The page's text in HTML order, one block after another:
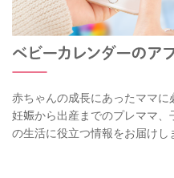
赤ちゃんの成長にあったママに
妊娠から出産までのプレママ
の生活に役立つ情報をお届けし